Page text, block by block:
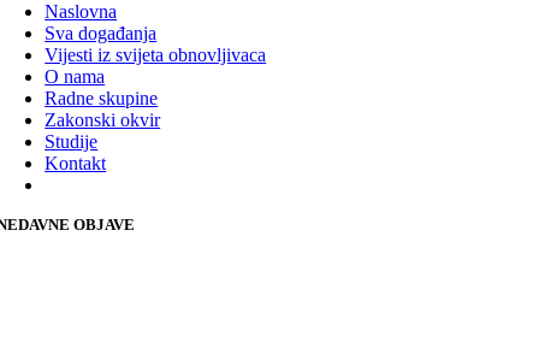
Naslovna
Sva događanja
Vijesti iz svijeta obnovljivaca
O nama
Radne skupine
Zakonski okvir
Studije
Kontakt
OBJAVE